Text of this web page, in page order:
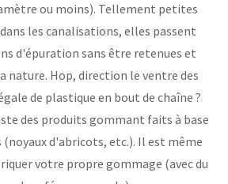
ou moins). Tellement petites
les canalisations, elles passent
d'épuration sans être retenues et
nature. Hop, direction le ventre des
de plastique en bout de chaîne ?
des produits gommant faits à base
d'abricots, etc.). Il est même
votre propre gommage (avec du